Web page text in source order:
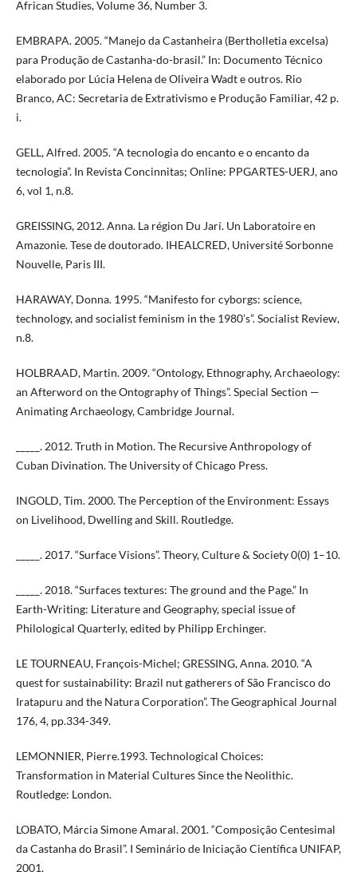
African Studies, Volume 36, Number 3.
EMBRAPA. 2005. “Manejo da Castanheira (Bertholletia excelsa)
para Produção de Castanha-do-brasil.” In: Documento Técnico
elaborado por Lúcia Helena de Oliveira Wadt e outros. Rio
Branco, AC: Secretaria de Extrativismo e Produção Familiar, 42 p.
i.
GELL, Alfred. 2005. “A tecnologia do encanto e o encanto da
tecnologia”. In Revista Concinnitas; Online: PPGARTES-UERJ, ano
6, vol 1, n.8.
GREISSING, 2012. Anna. La région Du Jarí. Un Laboratoire en
Amazonie. Tese de doutorado. IHEALCRED, Université Sorbonne
Nouvelle, Paris III.
HARAWAY, Donna. 1995. “Manifesto for cyborgs: science,
technology, and socialist feminism in the 1980’s”. Socialist Review,
n.8.
HOLBRAAD, Martin. 2009. “Ontology, Ethnography, Archaeology:
an Afterword on the Ontography of Things”. Special Section —
Animating Archaeology, Cambridge Journal.
_____. 2012. Truth in Motion. The Recursive Anthropology of
Cuban Divination. The University of Chicago Press.
INGOLD, Tim. 2000. The Perception of the Environment: Essays
on Livelihood, Dwelling and Skill. Routledge.
_____. 2017. “Surface Visions”. Theory, Culture & Society 0(0) 1–10.
_____. 2018. “Surfaces textures: The ground and the Page.” In
Earth-Writing: Literature and Geography, special issue of
Philological Quarterly, edited by Philipp Erchinger.
LE TOURNEAU, François-Michel; GRESSING, Anna. 2010. “A
quest for sustainability: Brazil nut gatherers of São Francisco do
Iratapuru and the Natura Corporation”. The Geographical Journal
176, 4, pp.334-349.
LEMONNIER, Pierre.1993. Technological Choices:
Transformation in Material Cultures Since the Neolithic.
Routledge: London.
LOBATO, Márcia Simone Amaral. 2001. “Composição Centesimal
da Castanha do Brasil”. I Seminário de Iniciação Científica UNIFAP,
2001.